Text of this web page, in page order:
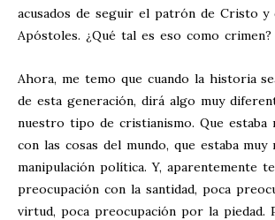
acusados de seguir el patrón de Cristo y
Apóstoles. ¿Qué tal es eso como crimen?
Ahora, me temo que cuando la historia
de esta generación, dirá algo muy
nuestro tipo de cristianismo. Que estaba
con las cosas del mundo, que estaba
manipulación política. Y, aparentemente
preocupación con la santidad, poca
virtud, poca preocupación por la piedad.